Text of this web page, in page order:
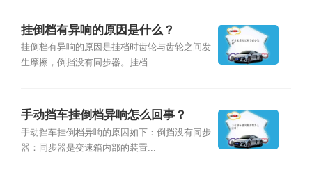
挂倒档有异响的原因是什么？
挂倒档有异响的原因是挂档时齿轮与齿轮之间发
生摩擦，倒挡没有同步器。挂档...
手动挡车挂倒档异响怎么回事？
手动挡车挂倒档异响的原因如下：倒挡没有同步
器：同步器是变速箱内部的装置...